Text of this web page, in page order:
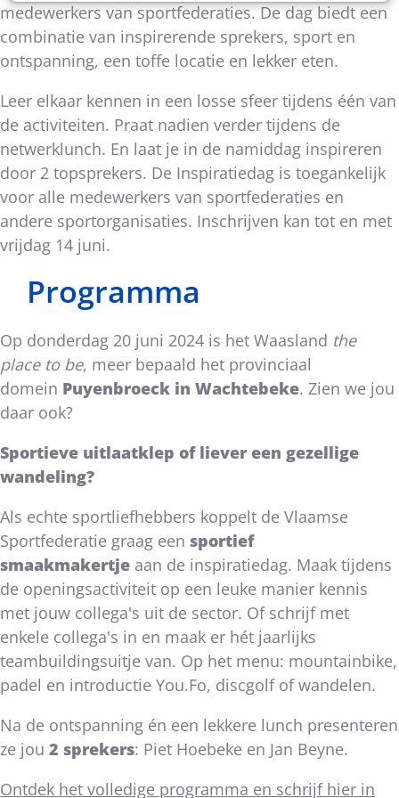
medewerkers van sportfederaties. De dag biedt een
combinatie van inspirerende sprekers, sport en
ontspanning, een toffe locatie en lekker eten.
Leer elkaar kennen in een losse sfeer tijdens één van
de activiteiten. Praat nadien verder tijdens de
netwerklunch. En laat je in de namiddag inspireren
door 2 topsprekers. De Inspiratiedag is toegankelijk
voor alle medewerkers van sportfederaties en
andere sportorganisaties. Inschrijven kan tot en met
vrijdag 14 juni.
Programma
Op donderdag 20 juni 2024 is het Waasland the
place to be, meer bepaald het provinciaal
domein Puyenbroeck in Wachtebeke. Zien we jou
daar ook?
Sportieve uitlaatklep of liever een gezellige
wandeling?
Als echte sportliefhebbers koppelt de Vlaamse
Sportfederatie graag een sportief
smaakmakertje aan de inspiratiedag. Maak tijdens
de openingsactiviteit op een leuke manier kennis
met jouw collega's uit de sector. Of schrijf met
enkele collega's in en maak er hét jaarlijks
teambuildingsuitje van. Op het menu: mountainbike,
padel en introductie You.Fo, discgolf of wandelen.
Na de ontspanning én een lekkere lunch presenteren
ze jou 2 sprekers: Piet Hoebeke en Jan Beyne.
Ontdek het volledige programma en schrijf hier in